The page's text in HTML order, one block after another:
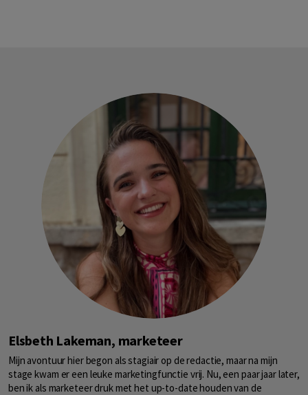
Elsbeth Lakeman, marketeer
Mijn avontuur hier begon als stagiair op de redactie, maar na mijn
stage kwam er een leuke marketingfunctie vrij. Nu, een paar jaar later,
ben ik als marketeer druk met het up-to-date houden van de